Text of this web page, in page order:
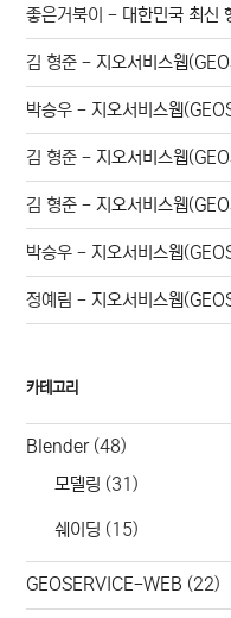
좋은거북이 - 대한민국 최신
김 형준 -지오서비스웹
박승우 -지오서비스웹
김 형준 -지오서비스웹
김 형준 -지오서비스웹
박승우 -지오서비스웹
정예림 -지오서비스웹
카테고리
Blender(48)
모델링 (31)
쉐이딩 (15)
GEOSERVICE-WEB (22)